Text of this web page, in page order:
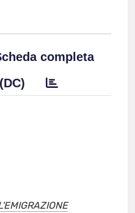
completa